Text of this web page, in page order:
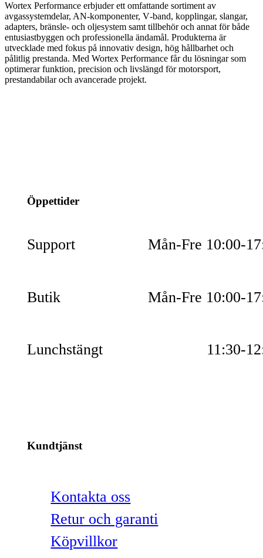
Wortex Performance erbjuder ett omfattande sortiment av
avgassystemdelar, AN-komponenter, V‑band, kopplingar, slangar,
adapters, bränsle- och oljesystem samt tillbehör och annat för både
entusiastbyggen och professionella ändamål. Produkterna är
utvecklade med fokus på innovativ design, hög hållbarhet och
pålitlig prestanda. Med Wortex Performance får du lösningar som
optimerar funktion, precision och livslängd för motorsport,
prestandabilar och avancerade projekt.
Öppettider
Support Mån-Fre 10:00-
Butik Mån-Fre 10:00-
Lunchstängt 11:30-
Kundtjänst
Kontakta oss
Retur och garanti
Köpvillkor